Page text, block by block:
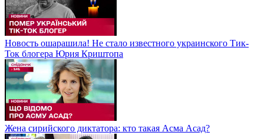
Новость ошарашила! Не стало известного украинского Тик-
Ток блогера Юрия Криштопа
Жена сирийского диктатора: кто такая Асма Асад?